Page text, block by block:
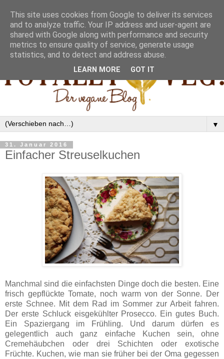
▼
31. Januar 2016
Einfacher Streuselkuchen
Manchmal sind die einfachsten Dinge doch die besten. Eine
frisch gepflückte Tomate, noch warm von der Sonne. Der
erste Schnee. Mit dem Rad im Sommer zur Arbeit fahren.
Der erste Schluck eisgekühlter Prosecco. Ein gutes Buch.
Ein Spaziergang im Frühling. Und darum dürfen es
gelegentlich auch ganz einfache Kuchen sein, ohne
Cremehäubchen oder drei Schichten oder exotische
Früchte. Kuchen, wie man sie früher bei der Oma gegessen
This site uses cookies from Google to deliver its services
and to analyze traffic. Your IP address and user-agent are
shared with Google along with performance and security
metrics to ensure quality of service, generate usage
statistics, and to detect and address abuse.
LEARN MORE GOT IT